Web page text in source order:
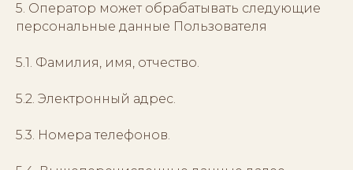
5. Оператор может обрабатывать следующие
персональные данные Пользователя
5.1. Фамилия, имя, отчество.
5.2. Электронный адрес.
5.3. Номера телефонов.